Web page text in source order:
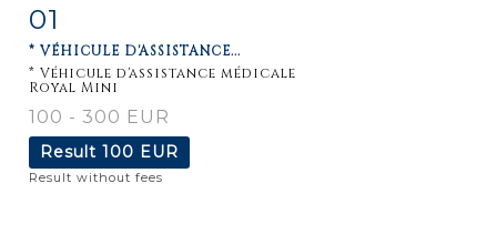
Item detail
01
* VÉHICULE D'ASSISTANCE...
* Véhicule d'assistance médicale
Royal Mini
100 - 300 EUR
Result 100 EUR
Result without fees